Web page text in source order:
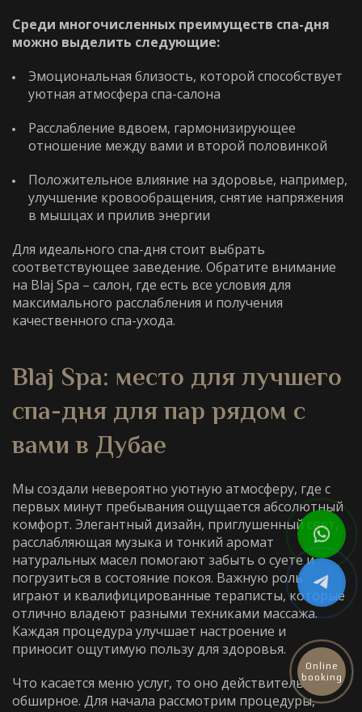
Среди многочисленных преимуществ спа-дня
можно выделить следующие:
Эмоциональная близость, которой способствует
уютная атмосфера спа-салона
Расслабление вдвоем, гармонизирующее
отношение между вами и второй половинкой
Положительное влияние на здоровье, например,
улучшение кровообращения, снятие напряжения
в мышцах и прилив энергии
Для идеального спа-дня стоит выбрать
соответствующее заведение. Обратите внимание
на Blaj Spa – салон, где есть все условия для
максимального расслабления и получения
качественного спа-ухода.
Blaj Spa: место длялучшего
спа-дня для пар рядом с
вамив Дубае
Мы создали невероятно уютную атмосферу, где с
первых минут пребывания ощущается абсолютный
комфорт. Элегантный дизайн, приглушенный свет,
расслабляющая музыка и тонкий аромат
натуральных масел помогают забыть о суете и
погрузиться в состояние покоя. Важную роль
играют и квалифицированные тераписты, которые
отлично владеют разными техниками массажа.
Каждая процедура улучшает настроение и
приносит ощутимую пользу для здоровья.
Что касается меню услуг, то оно действительно
обширное. Для начала рассмотрим процедуры,
Online
booking